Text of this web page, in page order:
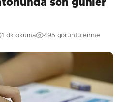
son günler
1 dk okuma 495 görüntülenme